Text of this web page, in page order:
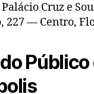
Palácio Cruz e
227 — Centro,
Público